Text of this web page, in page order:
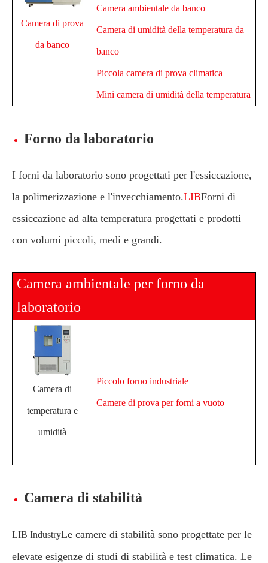
Camera di prova
da banco
Camera ambientale da banco
Camera di umidità della temperatura da
banco
Piccola camera di prova climatica
Mini camera di umidità della temperatura
Forno da laboratorio
I forni da laboratorio sono progettati per l'essiccazione,
la polimerizzazione e l'invecchiamento.LIBForni di
essiccazione ad alta temperatura progettati e prodotti
con volumi piccoli, medi e grandi.
Camera ambientale per forno da
laboratorio
Camera di
temperatura e
umidità
Piccolo forno industriale
Camere di prova per forni a vuoto
Camera di stabilità
LIB IndustryLe camere di stabilità sono progettate per le
elevate esigenze di studi di stabilità e test climatica. Le